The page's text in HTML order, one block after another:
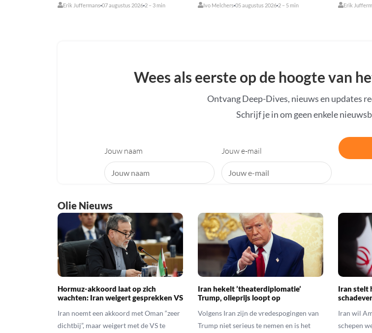
Erik Juffermans 07 augustus 2026 2 – 3 min Ivo Melchers 05 augustus 2026 2 – 5 min Erik
Wees als eerste op de hoogte van
Ontvang Deep-Dives, nieuws en updates
Schrijf je in om geen enkele
Jouw naam Jouw e-mail
Olie Nieuws
Hormuz-akkoord laat op zich
wachten: Iran weigert gesprekken VS
Iran noemt een akkoord met Oman “zeer
dichtbij”, maar weigert met de VS te
Iran hekelt ’theaterdiplomatie’
Trump, olieprijs loopt op
Volgens Iran zijn de vredespogingen van
Trump niet serieus te nemen en is het
Iran stelt
Iran wil
schepen